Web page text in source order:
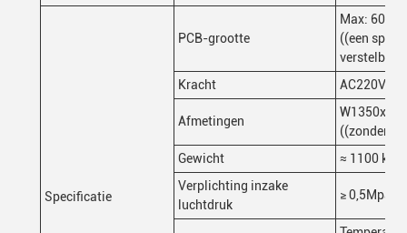
Specificatie
PCB-grootte
Max: 600
((een
Kracht
AC220V/
Afmetingen
((zonder
Gewicht
≈ 1100 kg
Verplichting inzake
luchtdruk
≥ 0,5Mpa